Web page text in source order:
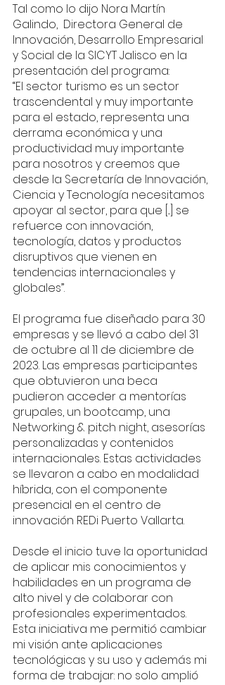
Tal como lo dijo Nora Martín
Galindo,  Directora General de
Innovación, Desarrollo Empresarial
y Social de la SICYT Jalisco en la
presentación del programa:
“El sector turismo es un sector
trascendental y muy importante
para el estado, representa una
derrama económica y una
productividad muy importante
para nosotros y creemos que
desde la Secretaría de Innovación,
Ciencia y Tecnología necesitamos
apoyar al sector, para que [...] se
refuerce con innovación,
tecnología, datos y productos
disruptivos que vienen en
tendencias internacionales y
globales”.
El programa fue diseñado para 30
empresas y se llevó a cabo del 31
de octubre al 11 de diciembre de
2023. Las empresas participantes
que obtuvieron una beca
pudieron acceder a mentorías
grupales, un bootcamp, una
Networking & pitch night, asesorías
personalizadas y contenidos
internacionales. Estas actividades
se llevaron a cabo en modalidad
híbrida, con el componente
presencial en el centro de
innovación REDi Puerto Vallarta.
Desde el inicio tuve la oportunidad
de aplicar mis conocimientos y
habilidades en un programa de
alto nivel y de colaborar con
profesionales experimentados.
Esta iniciativa me permitió cambiar
mi visión ante aplicaciones
tecnológicas y su uso y además mi
forma de trabajar: no solo amplió